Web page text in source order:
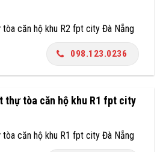
tòa căn hộ khu R2 fpt city Đà Nẵng
098.123.0236
thự tòa căn hộ khu R1 fpt city
tòa căn hộ khu R1 fpt city Đà Nẵng